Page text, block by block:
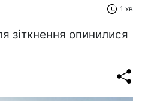
1 хв
зіткнення опинилися